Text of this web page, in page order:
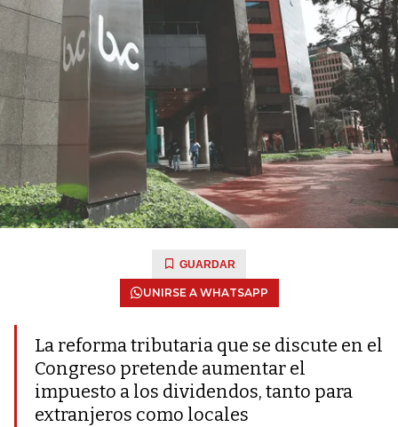
GUARDAR
UNIRSE A WHATSAPP
La reforma tributaria que se discute en el
Congreso pretende aumentar el
impuesto a los dividendos, tanto para
extranjeros como locales